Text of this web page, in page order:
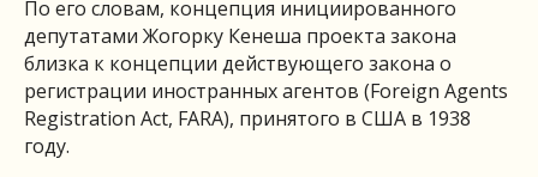
По его словам, концепция инициированного
депутатами Жогорку Кенеша проекта закона
близка к концепции действующего закона о
регистрации иностранных агентов (Foreign Agents
Registration Act, FARA), принятого в США в 1938
году.